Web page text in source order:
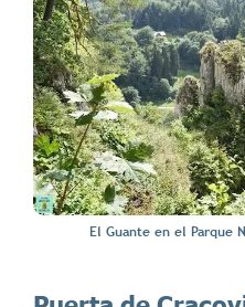
El Guante en el Parque